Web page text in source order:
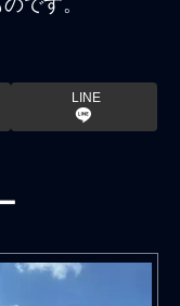
LINE